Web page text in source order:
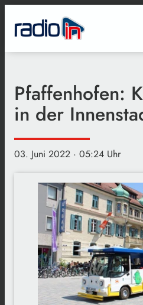
Pfaffenhofen:
in der
03. Juni 2022 · 05:24 Uhr